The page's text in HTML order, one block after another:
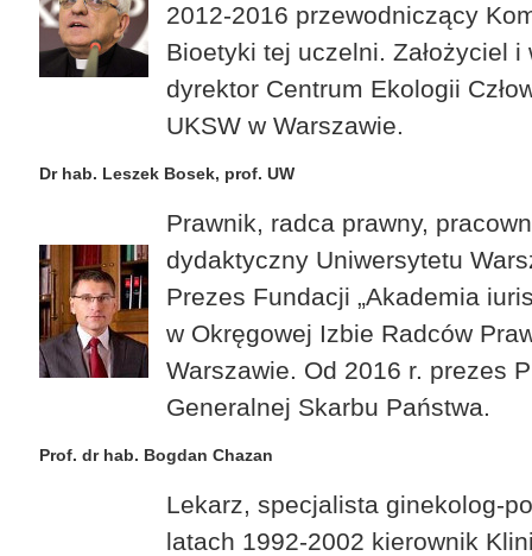
2012-2016 przewodniczący
Bioetyki tej uczelni. Założyciel i
dyrektor Centrum Ekologii
UKSW w Warszawie.
Dr hab. Leszek Bosek, prof. UW
Prawnik, radca prawny,
dydaktyczny Uniwersytetu
Prezes Fundacji „Akademia
w Okręgowej Izbie Radców
Warszawie. Od 2016 r. prezes
Generalnej Skarbu Państwa.
Prof. dr hab. Bogdan Chazan
Lekarz, specjalista ginekolog-
latach 1992-2002 kierownik